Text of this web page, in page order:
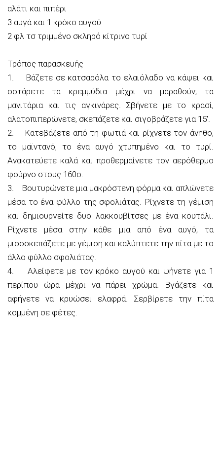
αλάτι και πιπέρι
3 αυγά και 1 κρόκο αυγού
2 φλ τσ τριμμένο σκληρό κίτρινο τυρί
Τρόπος παρασκευής
1. Βάζετε σε κατσαρόλα το ελαιόλαδο να κάψει και
σοτάρετε τα κρεμμύδια μέχρι να μαραθούν, τα
μανιτάρια και τις αγκινάρες. Σβήνετε με το κρασί,
αλατοπιπερώνετε, σκεπάζετε και σιγοβράζετε για 15′.
2. Κατεβάζετε από τη φωτιά και ρίχνετε τον άνηθο,
το μαϊντανό, το ένα αυγό χτυπημένο και το τυρί.
Ανακατεύετε καλά και προθερμαίνετε τον αερόθερμο
φούρνο στους 160ο.
3. Βουτυρώνετε μια μακρόστενη φόρμα και απλώνετε
μέσα το ένα φύλλο της σφολιάτας. Ρίχνετε τη γέμιση
και δημιουργείτε δυο λακκουβίτσες με ένα κουτάλι.
Ρίχνετε μέσα στην κάθε μια από ένα αυγό, τα
μισοσκεπάζετε με γέμιση και καλύπτετε την πίτα με το
άλλο φύλλο σφολιάτας.
4. Αλείφετε με τον κρόκο αυγού και ψήνετε για 1
περίπου ώρα μέχρι να πάρει χρώμα. Βγάζετε και
αφήνετε να κρυώσει ελαφρά. Σερβίρετε την πίτα
κομμένη σε φέτες.